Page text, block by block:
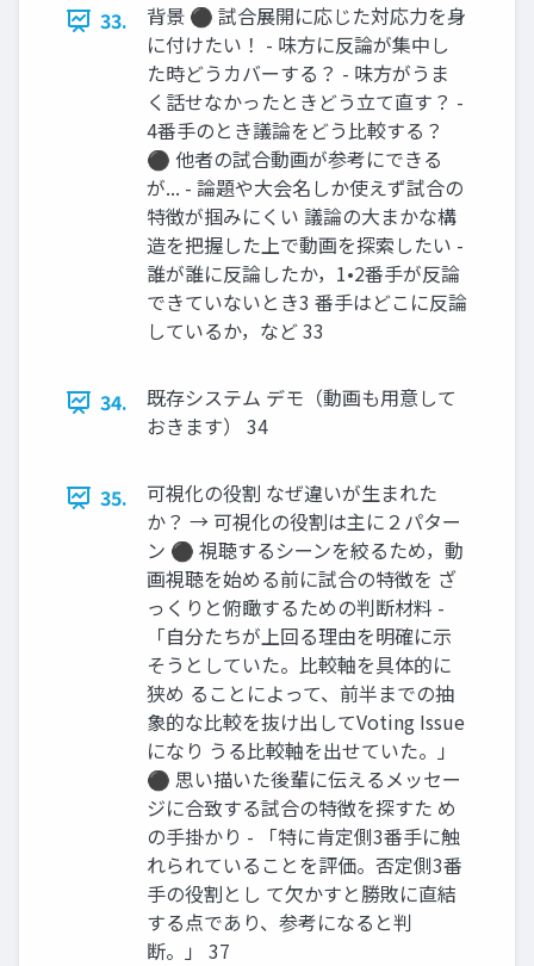
33.
背景 ⚫ 試合展開に応じた対応力を身
に付けたい！ - 味方に反論が集中し
た時どうカバーする？ - 味方がうま
く話せなかったときどう立て直す？ -
4番手のとき議論をどう比較する？
⚫ 他者の試合動画が参考にできる
が... - 論題や大会名しか使えず試合の
特徴が掴みにくい 議論の大まかな構
造を把握した上で動画を探索したい -
誰が誰に反論したか，1•2番手が反論
できていないとき3 番手はどこに反論
しているか，など 33
34.
既存システム デモ（動画も用意して
おきます） 34
35.
可視化の役割 なぜ違いが生まれた
か？ → 可視化の役割は主に２パター
ン ⚫ 視聴するシーンを絞るため，動
画視聴を始める前に試合の特徴を ざ
っくりと俯瞰するための判断材料 -
「自分たちが上回る理由を明確に示
そうとしていた。比較軸を具体的に
狭め ることによって、前半までの抽
象的な比較を抜け出してVoting Issue
になり うる比較軸を出せていた。」
⚫ 思い描いた後輩に伝えるメッセー
ジに合致する試合の特徴を探すた め
の手掛かり - 「特に肯定側3番手に触
れられていることを評価。否定側3番
手の役割とし て欠かすと勝敗に直結
する点であり、参考になると判
断。」 37